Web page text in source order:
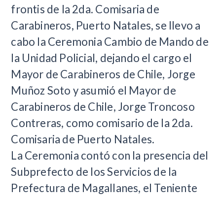
frontis de la 2da. Comisaria de
Carabineros, Puerto Natales, se llevo a
cabo la Ceremonia Cambio de Mando de
la Unidad Policial, dejando el cargo el
Mayor de Carabineros de Chile, Jorge
Muñoz Soto y asumió el Mayor de
Carabineros de Chile, Jorge Troncoso
Contreras, como comisario de la 2da.
Comisaria de Puerto Natales.
La Ceremonia contó con la presencia del
Subprefecto de los Servicios de la
Prefectura de Magallanes, el Teniente